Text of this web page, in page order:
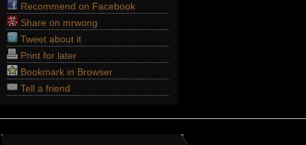
Recommend on Facebook
Share on mrwong
Tweet about it
Print for later
Bookmark in Browser
Tell a friend